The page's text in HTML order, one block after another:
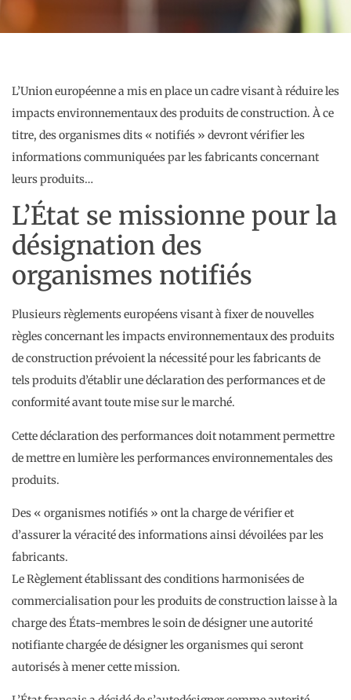
L’Union européenne a mis en place un cadre visant à réduire les
impacts environnementaux des produits de construction. À ce
titre, des organismes dits « notifiés » devront vérifier les
informations communiquées par les fabricants concernant
leurs produits…
L’État se missionne pour la
désignation des
organismes notifiés
Plusieurs règlements européens visant à fixer de nouvelles
règles concernant les impacts environnementaux des produits
de construction prévoient la nécessité pour les fabricants de
tels produits d’établir une déclaration des performances et de
conformité avant toute mise sur le marché.
Cette déclaration des performances doit notamment permettre
de mettre en lumière les performances environnementales des
produits.
Des « organismes notifiés » ont la charge de vérifier et
d’assurer la véracité des informations ainsi dévoilées par les
fabricants.
Le Règlement établissant des conditions harmonisées de
commercialisation pour les produits de construction laisse à la
charge des États-membres le soin de désigner une autorité
notifiante chargée de désigner les organismes qui seront
autorisés à mener cette mission.